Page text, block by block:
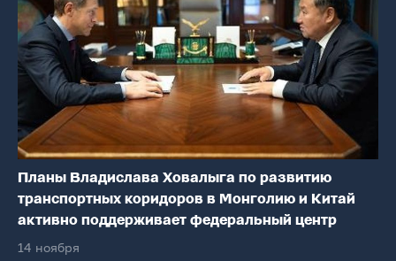
Планы Владислава Ховалыга по развитию
транспортных коридоров в Монголию и Китай
активно поддерживает федеральный центр
14 ноября